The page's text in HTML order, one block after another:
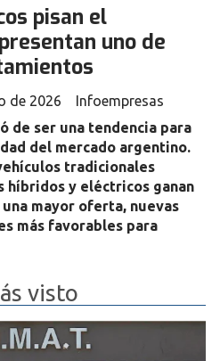
pisan el
uno de
Infoempresas
de 2026
de ser una tendencia para
del mercado argentino.
tradicionales
híbridos y eléctricos ganan
mayor oferta, nuevas
más favorables para
visto